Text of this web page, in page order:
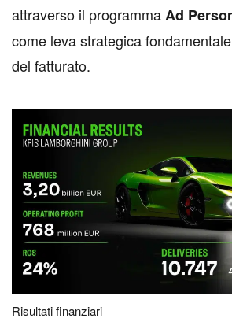
attraverso il programmaAd
come leva strategica
del fatturato.
Risultati finanziari